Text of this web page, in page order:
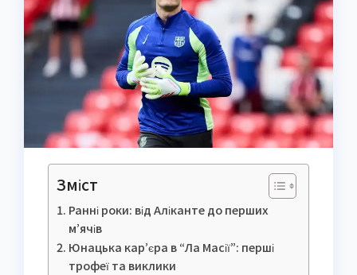
Зміст
Ранні роки: від Аліканте до перших
м’ячів
Юнацька кар’єра в “Ла Масії”: перші
трофеї та виклики